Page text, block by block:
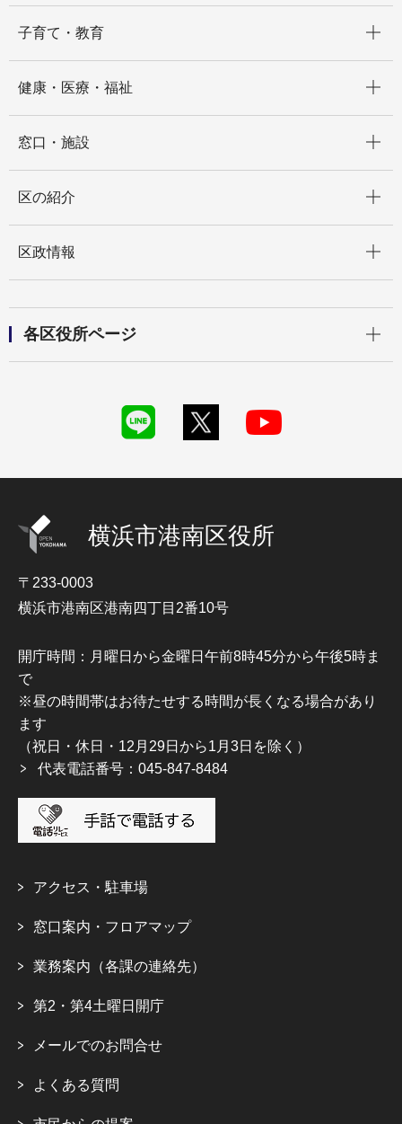
子育て・教育
健康・医療・福祉
窓口・施設
区の紹介
区政情報
各区役所ページ
横浜市港南区役所
〒233-0003
横浜市港南区港南四丁目2番10号
開庁時間：月曜日から金曜日午前8時45分から午後5時ま
で
※昼の時間帯はお待たせする時間が長くなる場合があり
ます
（祝日・休日・12月29日から1月3日を除く）
代表電話番号：045-847-8484
アクセス・駐車場
窓口案内・フロアマップ
業務案内（各課の連絡先）
第2・第4土曜日開庁
メールでのお問合せ
よくある質問